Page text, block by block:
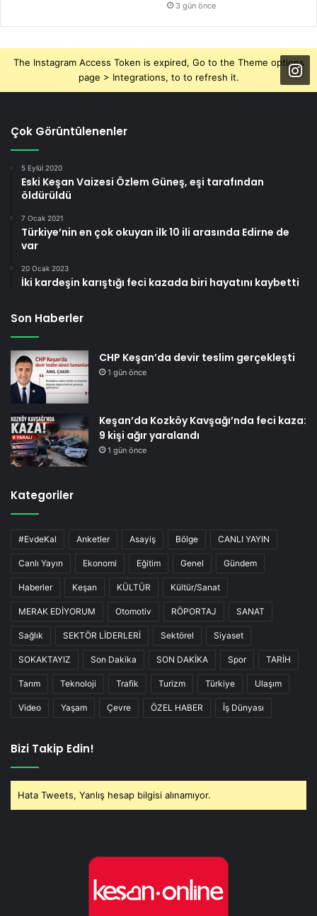
3 gün önce
The Instagram Access Token is expired, Go to the Theme options
page > Integrations, to to refresh it.
Çok Görüntülenenler
5 Eylül 2020
Eski Keşan Vaizesi Özlem Güneş, eşi tarafından
öldürüldü
7 Ocak 2021
Türkiye’nin en çok okuyan ilk 10 ili arasında Edirne de
var
20 Ocak 2023
İki kardeşin karıştığı feci kazada biri hayatını kaybetti
Son Haberler
CHP Keşan’da devir teslim gerçekleşti
1 gün önce
Keşan’da Kozköy Kavşağı’nda feci kaza:
9 kişi ağır yaralandı
1 gün önce
Kategoriler
#EvdeKal Anketler Asayiş Bölge CANLI YAYIN
Canlı Yayın Ekonomi Eğitim Genel Gündem
Haberler Keşan KÜLTÜR Kültür/Sanat
MERAK EDİYORUM Otomotiv RÖPORTAJ SANAT
Sağlık SEKTÖR LİDERLERİ Sektörel Siyaset
SOKAKTAYIZ Son Dakika SON DAKİKA Spor TARİH
Tarım Teknoloji Trafik Turizm Türkiye Ulaşım
Video Yaşam Çevre ÖZEL HABER İş Dünyası
Bizi Takip Edin!
Hata Tweets, Yanlış hesap bilgisi alınamıyor.